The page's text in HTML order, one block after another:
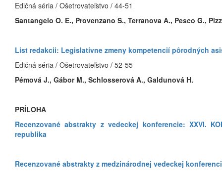
Edičná séria / Ošetrovateľstvo / 44-51
Santangelo O. E., Provenzano S., Terranova A., Pesco G.,
List redakcii: Legislatívne zmeny kompetencií pôrodných
Edičná séria / Ošetrovateľstvo / 52-55
Pémová J., Gábor M., Schlosserová A., Galdunová H.
PRÍLOHA
Recenzované abstrakty z vedeckej konferencie: XXVI.
republika
Recenzované abstrakty z medzinárodnej vedeckej